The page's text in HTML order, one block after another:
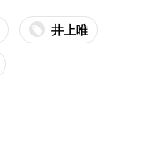
井上唯